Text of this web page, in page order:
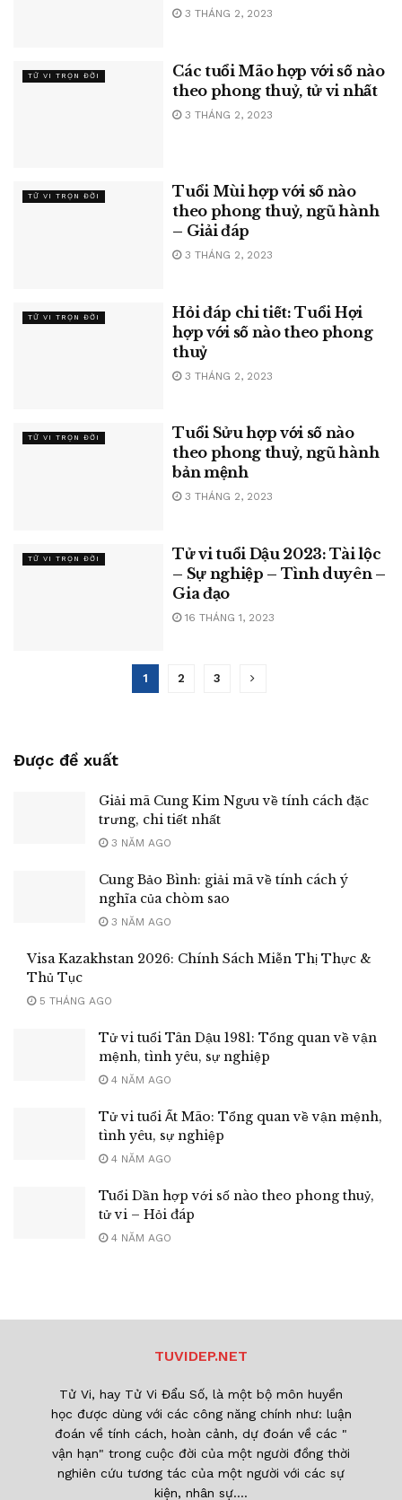
3 THÁNG 2, 2023
TỬ VI TRỌN ĐỜI
Các tuổi Mão hợp với số nào
theo phong thuỷ, tử vi nhất
3 THÁNG 2, 2023
TỬ VI TRỌN ĐỜI
Tuổi Mùi hợp với số nào
theo phong thuỷ, ngũ hành
– Giải đáp
3 THÁNG 2, 2023
TỬ VI TRỌN ĐỜI
Hỏi đáp chi tiết: Tuổi Hợi
hợp với số nào theo phong
thuỷ
3 THÁNG 2, 2023
TỬ VI TRỌN ĐỜI
Tuổi Sửu hợp với số nào
theo phong thuỷ, ngũ hành
bản mệnh
3 THÁNG 2, 2023
TỬ VI TRỌN ĐỜI
Tử vi tuổi Dậu 2023: Tài lộc
– Sự nghiệp – Tình duyên –
Gia đạo
16 THÁNG 1, 2023
1 2 3
Được đề xuất
Giải mã Cung Kim Ngưu về tính cách đặc
trưng, chi tiết nhất
3 NĂM AGO
Cung Bảo Bình: giải mã về tính cách ý
nghĩa của chòm sao
3 NĂM AGO
Visa Kazakhstan 2026: Chính Sách Miễn Thị Thực &
Thủ Tục
5 THÁNG AGO
Tử vi tuổi Tân Dậu 1981: Tổng quan về vận
mệnh, tình yêu, sự nghiệp
4 NĂM AGO
Tử vi tuổi Ất Mão: Tổng quan về vận mệnh,
tình yêu, sự nghiệp
4 NĂM AGO
Tuổi Dần hợp với số nào theo phong thuỷ,
tử vi – Hỏi đáp
4 NĂM AGO
TUVIDEP.NET
Tử Vi, hay Tử Vi Đẩu Số, là một bộ môn huyền
học được dùng với các công năng chính như: luận
đoán về tính cách, hoàn cảnh, dự đoán về các "
vận hạn" trong cuộc đời của một người đồng thời
nghiên cứu tương tác của một người với các sự
kiện, nhân sự....